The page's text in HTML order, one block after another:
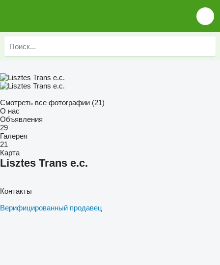
Смотреть все фотографии (21)
О нас
Объявления
29
Галерея
21
Карта
Lisztes Trans e.c.
Контакты
Верифицированный продавец